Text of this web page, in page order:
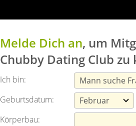
Melde Dich an, um
Chubby Dating Club
Ich bin:
Geburtsdatum:
Körperbau: